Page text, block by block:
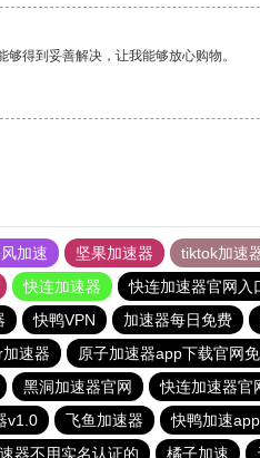
得到妥善解决，让我能够放心购物。
加速 坚果加速器 tiktok加速
快连加速器 快连加速器官网入
快鸭VPN 加速器每日免费
速器 原子加速器app下载官网
黑洞加速器官网 快连加速器官
v1.0 飞鱼加速器 快鸭加速
器不用实名认证的 橘子加速